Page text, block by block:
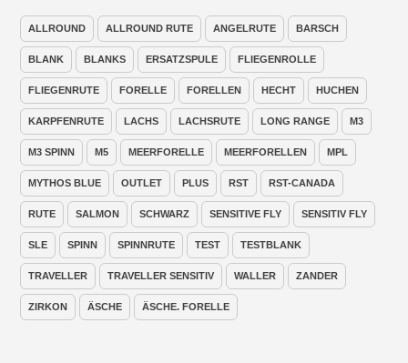
ALLROUND ALLROUND RUTE ANGELRUTE BARSCH
BLANK BLANKS ERSATZSPULE FLIEGENROLLE
FLIEGENRUTE FORELLE FORELLEN HECHT HUCHEN
KARPFENRUTE LACHS LACHSRUTE LONG RANGE M3
M3 SPINN M5 MEERFORELLE MEERFORELLEN MPL
MYTHOS BLUE OUTLET PLUS RST RST-CANADA
RUTE SALMON SCHWARZ SENSITIVE FLY SENSITIV FLY
SLE SPINN SPINNRUTE TEST TESTBLANK
TRAVELLER TRAVELLER SENSITIV WALLER ZANDER
ZIRKON ÄSCHE ÄSCHE. FORELLE